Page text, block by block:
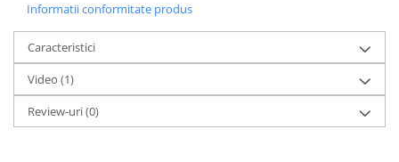
Informatii conformitate produs
Caracteristici
Video (1)
Review-uri(0)